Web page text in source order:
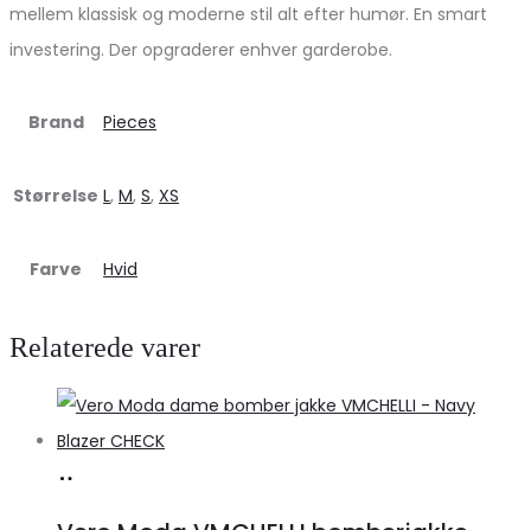
mellem klassisk og moderne stil alt efter humør. En smart
investering. Der opgraderer enhver garderobe.
Brand Pieces
Størrelse L, M, S, XS
Farve Hvid
Relaterede varer